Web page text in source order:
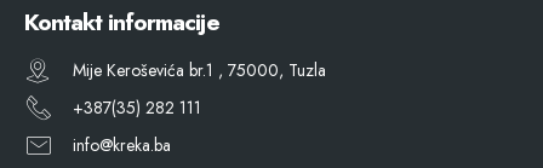
Kontakt informacije
Mije Keroševića br.1 , 75000, Tuzla
+387(35) 282 111
info@kreka.ba